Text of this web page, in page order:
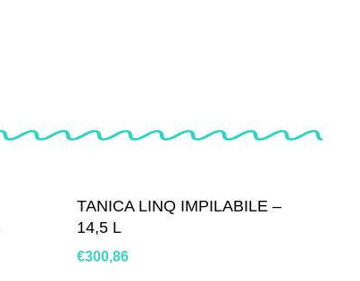
TANICA LINQ IMPILABILE –
14,5 L
€300,86